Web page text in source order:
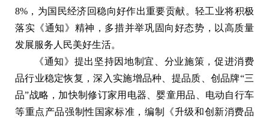
8%，为国民经济回稳向好作出重要贡献。轻工业将积极
落实《通知》精神，多措并举巩固向好态势，以高质量
发展服务人民美好生活。
《通知》提出坚持因地制宜、分业施策，促进消费
品行业稳定恢复，深入实施增品种、提品质、创品牌“三
品”战略，加快制修订家用电器、婴童用品、电动自行车
等重点产品强制性国家标准，编制《升级和创新消费品